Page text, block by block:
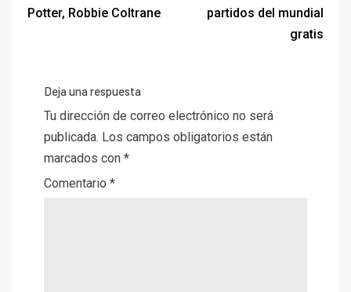
Potter, Robbie Coltrane
partidos del mundial
gratis
Deja una respuesta
Tu dirección de correo electrónico no será
publicada. Los campos obligatorios están
marcados con *
Comentario *